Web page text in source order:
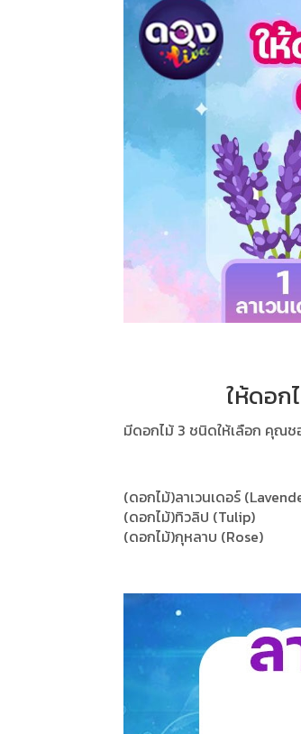
ให้ดอก
มีดอกไม้ 3 ชนิดให้เลือก คุณช
(ดอกไม้)ลาเวนเดอร์
(ดอกไม้)ทิวลิป (Tulip)
(ดอกไม้)กุหลาบ (Rose)